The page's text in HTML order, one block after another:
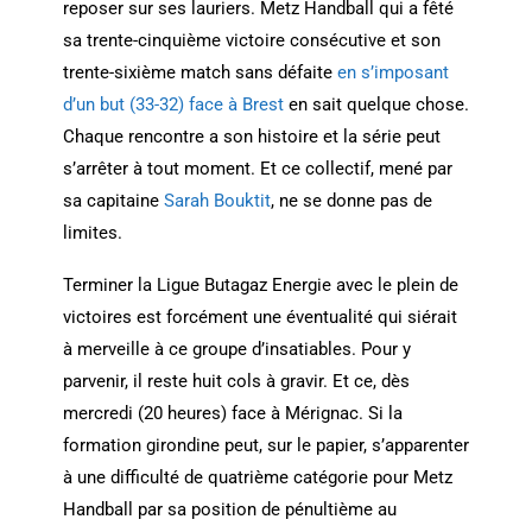
reposer sur ses lauriers. Metz Handball qui a fêté
sa trente-cinquième victoire consécutive et son
trente-sixième match sans défaite en s’imposant
d’un but (33-32) face à Bresten sait quelque chose.
Chaque rencontre a son histoire et la série peut
s’arrêter à tout moment. Et ce collectif, mené par
sa capitaine Sarah Bouktit, ne se donne pas de
limites.
Terminer la Ligue Butagaz Energie avec le plein de
victoires est forcément une éventualité qui siérait
à merveille à ce groupe d’insatiables. Pour y
parvenir, il reste huit cols à gravir. Et ce, dès
mercredi (20 heures) face à Mérignac. Si la
formation girondine peut, sur le papier, s’apparenter
à une difficulté de quatrième catégorie pour Metz
Handball par sa position de pénultième au